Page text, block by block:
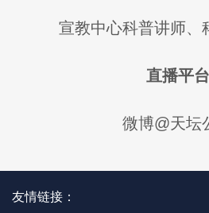
宣教中心科普讲师、
直播平台
微博@天坛
友情链接：